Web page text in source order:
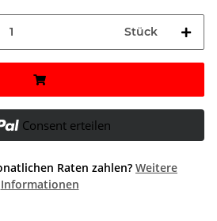
Stück
Consent erteilen
Raten zahlen? Weitere
Informationen